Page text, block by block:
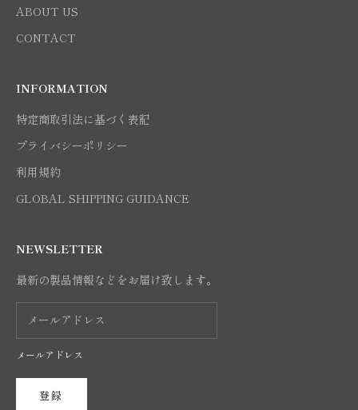
ABOUT US
CONTACT
INFORMATION
特定商取引法に基づく表記
プライバシーポリシー
利用規約
GLOBAL SHIPPING GUIDANCE
NEWSLETTER
最新の製品情報などをお届け致します。
メールアドレス
登録